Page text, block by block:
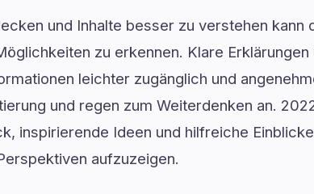
und Inhalte besser zu verstehen kann
zu erkennen. Klare
leichter zugänglich und
und regen zum Weiterdenken an.
inspirierende Ideen und hilfreiche
aufzuzeigen.